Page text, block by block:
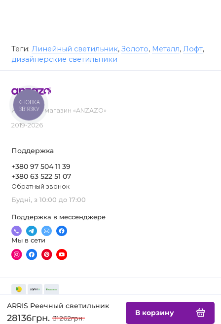
ARRIS Реечный светильник
28136грн. 31262грн.
В корзину
Теги: Линейный светильник, Золото, Металл, Лофт,
дизайнерские светильники
Интернет-магазин «ANZAZO»
2019-2026
Поддержка
+380 97 504 11 39
+380 63 522 51 07
Обратный звонок
Будні, з 10:00 до 17:00
Поддержка в мессенджере
Мы в сети
КНОПКА
ЗВ'ЯЗКУ